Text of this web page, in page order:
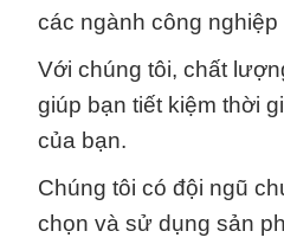
các ngành công nghiệp
Với chúng tôi, chất
giúp bạn tiết kiệm thời
của bạn.
Chúng tôi có đội ngũ
chọn và sử dụng sản